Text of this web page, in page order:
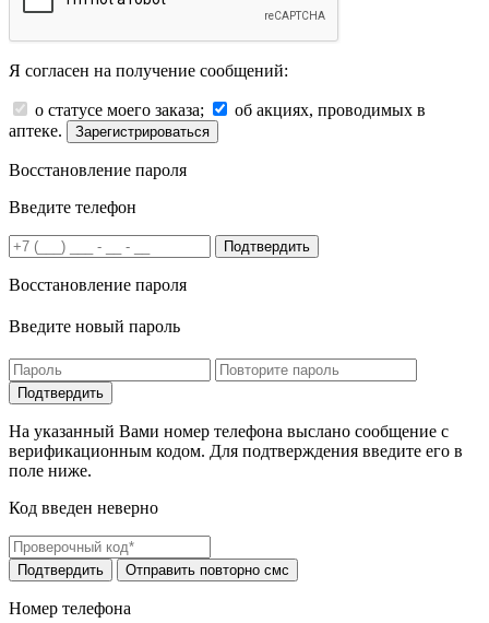
Я согласен на получение сообщений:
о статусе моего заказа;
об акциях, проводимых в
аптеке.
Зарегистрироваться
Восстановление пароля
Введите телефон
Подтвердить
Восстановление пароля
Введите новый пароль
На указанный Вами номер телефона выслано сообщение с
верификационным кодом. Для подтверждения введите его в
поле ниже.
Код введен неверно
Номер телефона